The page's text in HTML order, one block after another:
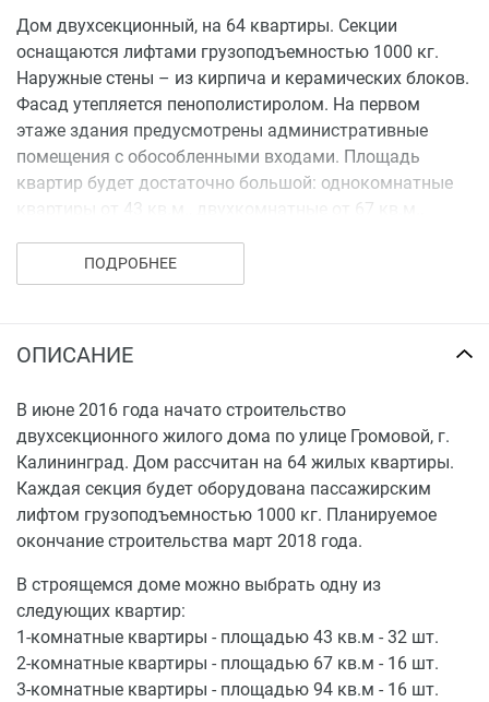
Дом двухсекционный, на 64 квартиры. Секции
оснащаются лифтами грузоподъемностью 1000 кг.
Наружные стены – из кирпича и керамических блоков.
Фасад утепляется пенополистиролом. На первом
этаже здания предусмотрены административные
помещения с обособленными входами. Площадь
квартир будет достаточно большой: однокомнатные
квартиры от 43 кв.м., двухкомнатные от 67 кв.м.,
квартирах – 2,7 м.
ПОДРОБНЕЕ
ОПИСАНИЕ
В июне 2016 года начато строительство
двухсекционного жилого дома по улице Громовой, г.
Калининград. Дом рассчитан на 64 жилых квартиры.
Каждая секция будет оборудована пассажирским
лифтом грузоподъемностью 1000 кг. Планируемое
окончание строительства март 2018 года.
В строящемся доме можно выбрать одну из
следующих квартир:
1-комнатные квартиры - площадью 43 кв.м - 32 шт.
2-комнатные квартиры - площадью 67 кв.м - 16 шт.
3-комнатные квартиры - площадью 94 кв.м - 16 шт.